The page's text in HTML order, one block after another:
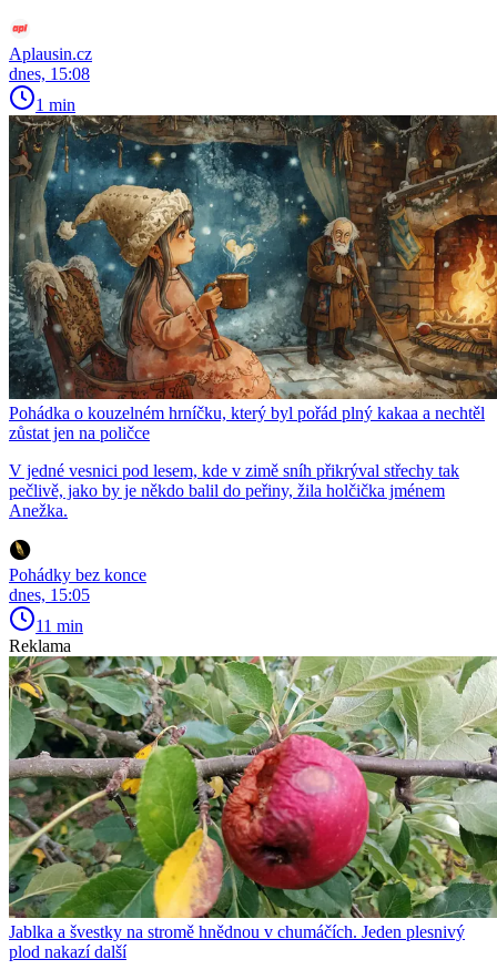
Aplausin.cz
dnes, 15:08
1 min
Pohádka o kouzelném hrníčku, který byl pořád plný kakaa a nechtěl
zůstat jen na poličce
V jedné vesnici pod lesem, kde v zimě sníh přikrýval střechy tak
pečlivě, jako by je někdo balil do peřiny, žila holčička jménem
Anežka.
Pohádky bez konce
dnes, 15:05
11 min
Reklama
Jablka a švestky na stromě hnědnou v chumáčích. Jeden plesnivý
plod nakazí další